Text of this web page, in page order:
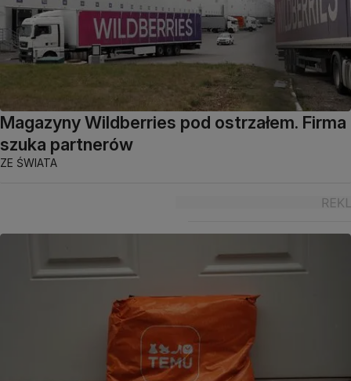
Magazyny Wildberries pod ostrzałem. Firma
szuka partnerów
ZE ŚWIATA